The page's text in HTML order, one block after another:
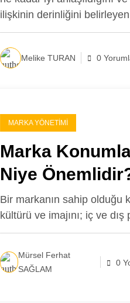
ilişkinin derinliğini
Melike TURAN 0
MARKA YÖNETIMI
Marka
Niye
Bir markanın sahip olduğu
kültürü ve imajını; iç ve
Mürsel Ferhat
SAĞLAM
0